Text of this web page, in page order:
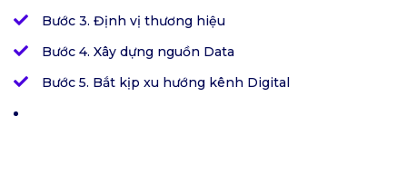
Bước 3. Định vị thương hiệu
Bước 4. Xây dựng nguồn Data
Bước 5. Bắt kịp xu hướng kênh Digital